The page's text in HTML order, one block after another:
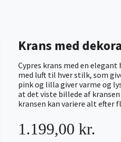
Krans med
Cypres krans med en
med luft til hver stilk, som
pink og lilla giver varme og
at det viste billede af
kransen kan variere alt efter
1.199,00 kr.